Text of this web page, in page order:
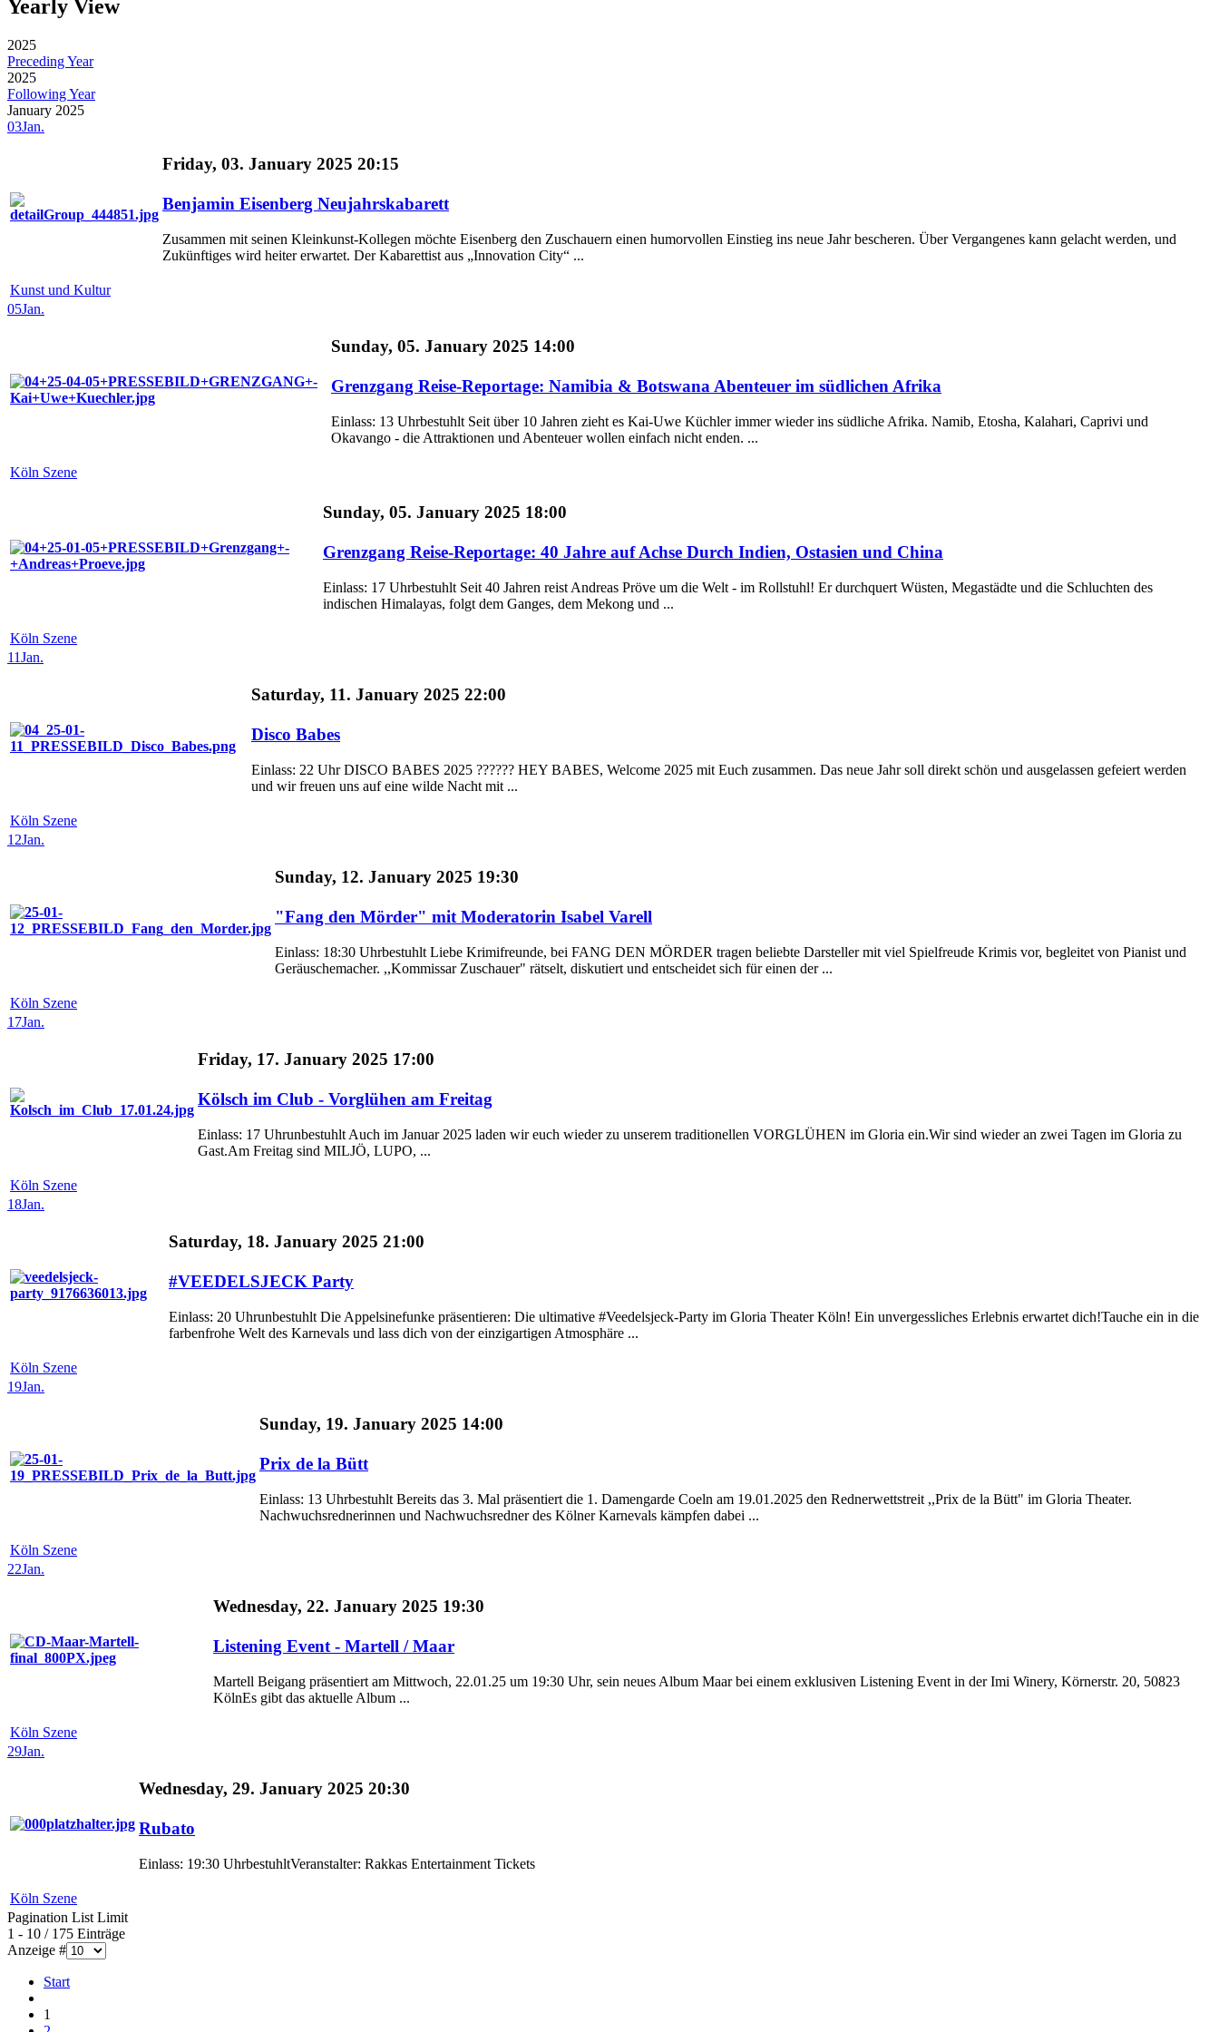
Yearly View
2025
Preceding Year
2025
Following Year
January 2025
03Jan.
Friday, 03. January 2025 20:15
Benjamin Eisenberg Neujahrskabarett
Zusammen mit seinen Kleinkunst-Kollegen möchte Eisenberg den Zuschauern einen humorvollen Einstieg ins neue Jahr bescheren. Über Vergangenes kann gelacht werden, und
Zukünftiges wird heiter erwartet. Der Kabarettist aus „Innovation City“ ...
Kunst und Kultur
05Jan.
Sunday, 05. January 2025 14:00
Grenzgang Reise-Reportage: Namibia & Botswana Abenteuer im südlichen Afrika
Einlass: 13 Uhrbestuhlt Seit über 10 Jahren zieht es Kai-Uwe Küchler immer wieder ins südliche Afrika. Namib, Etosha, Kalahari, Caprivi und
Okavango - die Attraktionen und Abenteuer wollen einfach nicht enden. ...
Köln Szene
Sunday, 05. January 2025 18:00
Grenzgang Reise-Reportage: 40 Jahre auf Achse Durch Indien, Ostasien und China
Einlass: 17 Uhrbestuhlt Seit 40 Jahren reist Andreas Pröve um die Welt - im Rollstuhl! Er durchquert Wüsten, Megastädte und die Schluchten des
indischen Himalayas, folgt dem Ganges, dem Mekong und ...
Köln Szene
11Jan.
Saturday, 11. January 2025 22:00
Disco Babes
Einlass: 22 Uhr DISCO BABES 2025 ?????? HEY BABES, Welcome 2025 mit Euch zusammen. Das neue Jahr soll direkt schön und ausgelassen gefeiert werden
und wir freuen uns auf eine wilde Nacht mit ...
Köln Szene
12Jan.
Sunday, 12. January 2025 19:30
"Fang den Mörder" mit Moderatorin Isabel Varell
Einlass: 18:30 Uhrbestuhlt Liebe Krimifreunde, bei FANG DEN MÖRDER tragen beliebte Darsteller mit viel Spielfreude Krimis vor, begleitet von Pianist und
Geräuschemacher. ,,Kommissar Zuschauer" rätselt, diskutiert und entscheidet sich für einen der ...
Köln Szene
17Jan.
Friday, 17. January 2025 17:00
Kölsch im Club - Vorglühen am Freitag
Einlass: 17 Uhrunbestuhlt Auch im Januar 2025 laden wir euch wieder zu unserem traditionellen VORGLÜHEN im Gloria ein.Wir sind wieder an zwei Tagen im Gloria zu
Gast.Am Freitag sind MILJÖ, LUPO, ...
Köln Szene
18Jan.
Saturday, 18. January 2025 21:00
#VEEDELSJECK Party
Einlass: 20 Uhrunbestuhlt Die Appelsinefunke präsentieren: Die ultimative #Veedelsjeck-Party im Gloria Theater Köln! Ein unvergessliches Erlebnis erwartet dich!Tauche ein in die
farbenfrohe Welt des Karnevals und lass dich von der einzigartigen Atmosphäre ...
Köln Szene
19Jan.
Sunday, 19. January 2025 14:00
Prix de la Bütt
Einlass: 13 Uhrbestuhlt Bereits das 3. Mal präsentiert die 1. Damengarde Coeln am 19.01.2025 den Rednerwettstreit ,,Prix de la Bütt" im Gloria Theater.
Nachwuchsrednerinnen und Nachwuchsredner des Kölner Karnevals kämpfen dabei ...
Köln Szene
22Jan.
Wednesday, 22. January 2025 19:30
Listening Event - Martell / Maar
Martell Beigang präsentiert am Mittwoch, 22.01.25 um 19:30 Uhr, sein neues Album Maar bei einem exklusiven Listening Event in der Imi Winery, Körnerstr. 20, 50823
KölnEs gibt das aktuelle Album ...
Köln Szene
29Jan.
Wednesday, 29. January 2025 20:30
Rubato
Einlass: 19:30 UhrbestuhltVeranstalter: Rakkas Entertainment Tickets
Köln Szene
Pagination List Limit
1 - 10 / 175 Einträge
Anzeige #
Start
1